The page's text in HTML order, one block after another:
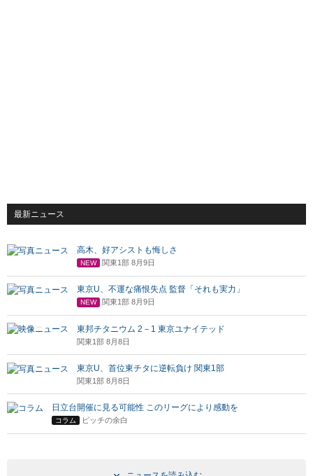
最新ニュース
高木、好アシストも悔しさ
NEW 関東1部 8月9日
東京U、不運な痛恨失点 監督「それも実力」
NEW 関東1部 8月9日
東邦チタニウム 2－1 東京ユナイテッド
関東1部 8月8日
東京U、首位東チタに逆転負け 関東1部
関東1部 8月8日
日立台開催に見る可能性 このリーグにより感動を
コラム ピッチの余白